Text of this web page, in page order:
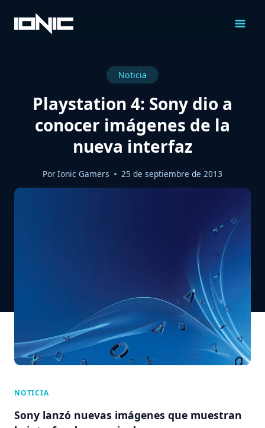
Contenido
Noticia
Playstation 4: Sony dio a
conocer imágenes de la
nueva interfaz
PorIonic Gamers 25 de septiembre de 2013
NOTICIA
Sony lanzó nuevas imágenes que muestran